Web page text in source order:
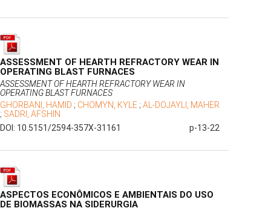
ASSESSMENT OF HEARTH REFRACTORY WEAR IN
OPERATING BLAST FURNACES
ASSESSMENT OF HEARTH REFRACTORY WEAR IN
OPERATING BLAST FURNACES
GHORBANI, HAMID ; CHOMYN, KYLE ; AL-DOJAYLI, MAHER
; SADRI, AFSHIN
DOI: 10.5151/2594-357X-31161
p-13-22
ASPECTOS ECONÔMICOS E AMBIENTAIS DO USO
DE BIOMASSAS NA SIDERURGIA